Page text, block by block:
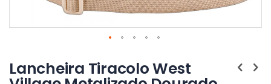
para
o
Lancheira Tiracolo West